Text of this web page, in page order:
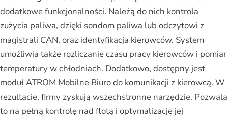
dodatkowe funkcjonalności. Należą do nich kontrola
zużycia paliwa, dzięki sondom paliwa lub odczytowi z
magistrali CAN, oraz identyfikacja kierowców. System
umożliwia także rozliczanie czasu pracy kierowców i pomiar
temperatury w chłodniach. Dodatkowo, dostępny jest
moduł ATROM Mobilne Biuro do komunikacji z kierowcą. W
rezultacie, firmy zyskują wszechstronne narzędzie. Pozwala
to na pełną kontrolę nad flotą i optymalizację jej